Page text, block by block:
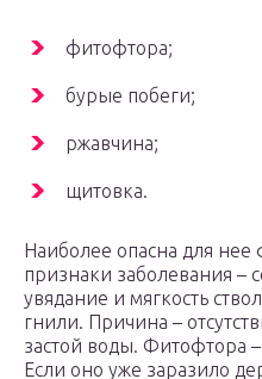
фитофтора;
бурые побеги;
ржавчина;
щитовка.
Наиболее опасна для
признаки заболевания –
увядание и мягкость
гнили. Причина –
застой воды. Фитофтора
Если оно уже заразило